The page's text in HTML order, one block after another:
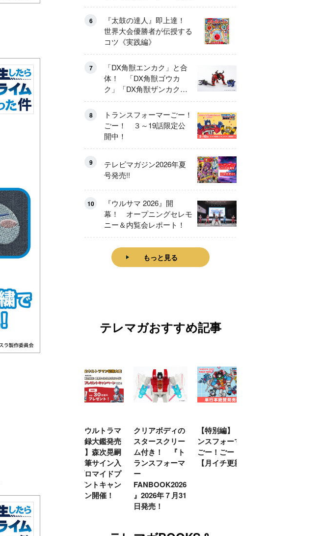
ハンター オメガホーン』
の玩具展開がスタート！
6
『太鼓の達人』即上達！
世界大会優勝者が伝授する
コツ《実践編》
7
「DX角獣エンカク」と合
体！ 「DX角獣ゴウカ
ク」「DX角獣ザンカク」
をレビュー！
8
トランスフォーマーごー！
ごー！ ３～19話限定公
開中！
9
テレビマガジン2026年夏
号発売!!
10
『ウルサマ 2026』開
幕！ オープニングセレモ
ニー＆内覧会レポート！
もっと見る
テレマガおすすめ記事
ぼう！』2026年
７月９日発売
【全ウルトラマ
ン記録大鑑発売
記念】森次晃嗣
氏直筆サイン入
りブロマイドプ
レゼントキャン
ペーン開催！
クリアボディの
スタースクリー
ム付き！ 『ト
ランスフォーマ
ー
FANBOOK2026
』2026年７月31
日発売！
【特別編】トラ
ンスフォーマー
ごー！ごー！
【月イチ更新】